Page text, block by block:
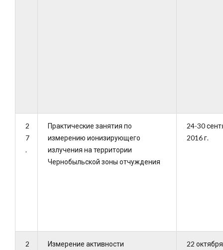
2
7
.
Практические занятия по
измерению ионизирующего
излучения на территории
Чернобыльской зоны отчуждения
24-30
2016 г.
2
Измерение активности
22